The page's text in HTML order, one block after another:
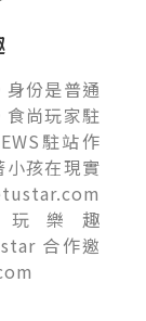
份是普通
食尚玩家駐
駐站作
孩在現實
樂趣
合作邀